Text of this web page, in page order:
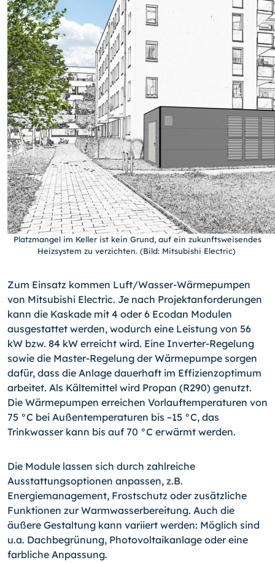
Platzmangel im Keller ist kein Grund, auf ein zukunftsweisendes
Heizsystem zu verzichten. (Bild: Mitsubishi Electric)
Zum Einsatz kommen Luft/Wasser-Wärmepumpen
von Mitsubishi Electric. Je nach Projektanforderungen
kann die Kaskade mit 4 oder 6 Ecodan Modulen
ausgestattet werden, wodurch eine Leistung von 56
kW bzw. 84 kW erreicht wird. Eine Inverter-Regelung
sowie die Master-Regelung der Wärmepumpe sorgen
dafür, dass die Anlage dauerhaft im Effizienzoptimum
arbeitet. Als Kältemittel wird Propan (R290) genutzt.
Die Wärmepumpen erreichen Vorlauftemperaturen von
75 °C bei Außentemperaturen bis –15 °C, das
Trinkwasser kann bis auf 70 °C erwärmt werden.
Die Module lassen sich durch zahlreiche
Ausstattungsoptionen anpassen, z.B.
Energiemanagement, Frostschutz oder zusätzliche
Funktionen zur Warmwasserbereitung. Auch die
äußere Gestaltung kann variiert werden: Möglich sind
u.a. Dachbegrünung, Photovoltaikanlage oder eine
farbliche Anpassung.